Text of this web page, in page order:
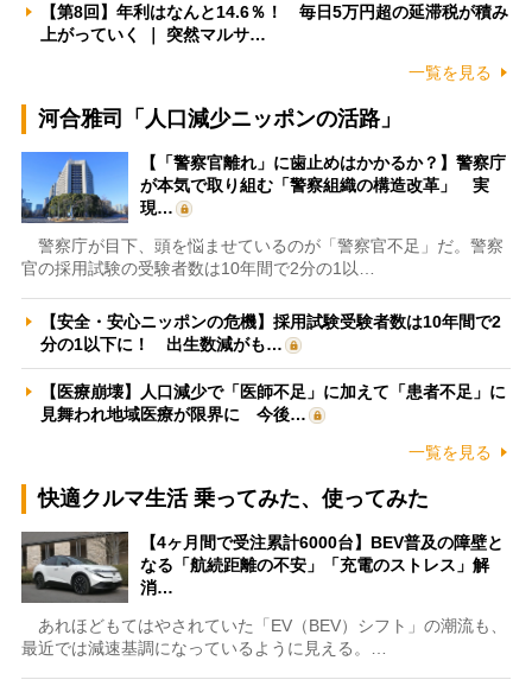
【第8回】年利はなんと14.6％！ 毎日5万円超の延滞税が積み
上がっていく ｜ 突然マルサ…
一覧を見る
河合雅司「人口減少ニッポンの活路」
【「警察官離れ」に歯止めはかかるか？】警察庁
が本気で取り組む「警察組織の構造改革」 実
現…
警察庁が目下、頭を悩ませているのが「警察官不足」だ。警察
官の採用試験の受験者数は10年間で2分の1以…
【安全・安心ニッポンの危機】採用試験受験者数は10年間で2
分の1以下に！ 出生数減がも…
【医療崩壊】人口減少で「医師不足」に加えて「患者不足」に
見舞われ地域医療が限界に 今後…
一覧を見る
快適クルマ生活 乗ってみた、使ってみた
【4ヶ月間で受注累計6000台】BEV普及の障壁と
なる「航続距離の不安」「充電のストレス」解
消…
あれほどもてはやされていた「EV（BEV）シフト」の潮流も、
最近では減速基調になっているように見える。…